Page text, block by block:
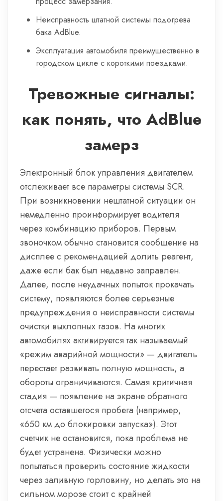
Неисправность штатной системы подогрева
бака AdBlue.
Эксплуатация автомобиля преимущественно в
городском цикле с короткими поездками.
Тревожные сигналы:
как понять, что AdBlue
замерз
Электронный блок управления двигателем
отслеживает все параметры системы SCR.
При возникновении нештатной ситуации он
немедленно проинформирует водителя
через комбинацию приборов. Первым
звоночком обычно становится сообщение на
дисплее с рекомендацией долить реагент,
даже если бак был недавно заправлен.
Далее, после неудачных попыток прокачать
систему, появляются более серьезные
предупреждения о неисправности системы
очистки выхлопных газов. На многих
автомобилях активируется так называемый
«режим аварийной мощности» — двигатель
перестает развивать полную мощность, а
обороты ограничиваются. Самая критичная
стадия — появление на экране обратного
отсчета оставшегося пробега (например,
«650 км до блокировки запуска»). Этот
счетчик не остановится, пока проблема не
будет устранена. Физически можно
попытаться проверить состояние жидкости
через заливную горловину, но делать это на
сильном морозе стоит с крайней